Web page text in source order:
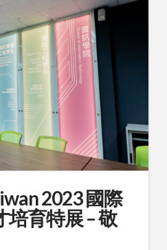
2023 國際
培育特展 – 敬